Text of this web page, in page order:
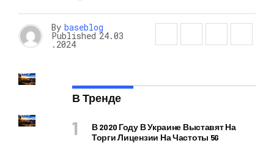
By baseblog
Published 24.03
.2024
В Тренде
В 2020 Году В Украине Выставят На
Торги Лицензии На Частоты 5G